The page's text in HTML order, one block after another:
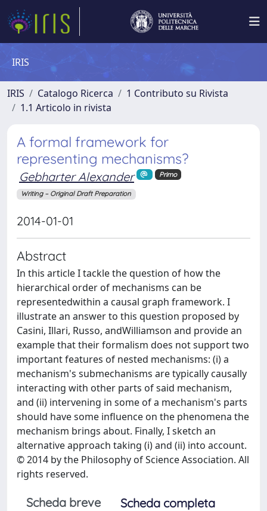
IRIS
IRIS Catalogo Ricerca
1 Contributo su Rivista
1.1 Articolo in rivista
A formal framework for
representing mechanisms?
Gebharter Alexander Primo
Writing – Original Draft Preparation
2014-01-01
Abstract
In this article I tackle the question of how the
hierarchical order of mechanisms can be
representedwithin a causal graph framework. I
illustrate an answer to this question proposed by
Casini, Illari, Russo, andWilliamson and provide an
example that their formalism does not support two
important features of nested mechanisms: (i) a
mechanism's submechanisms are typically causally
interacting with other parts of said mechanism,
and (ii) intervening in some of a mechanism's parts
should have some influence on the phenomena the
mechanism brings about. Finally, I sketch an
alternative approach taking (i) and (ii) into account.
© 2014 by the Philosophy of Science Association. All
rights reserved.
Scheda breve
Scheda completa